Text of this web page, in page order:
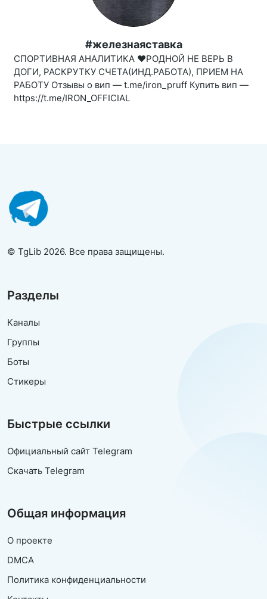
#железнаяставка
СПОРТИВНАЯ АНАЛИТИКА ♥️РОДНОЙ НЕ ВЕРЬ В
ДОГИ, РАСКРУТКУ СЧЕТА(ИНД.РАБОТА), ПРИЕМ НА
РАБОТУ Отзывы о вип — t.me/iron_pruff Купить вип —
https://t.me/IRON_OFFICIAL
© TgLib 2026. Все права защищены.
Разделы
Каналы
Группы
Боты
Стикеры
Быстрые ссылки
Официальный сайт Telegram
Скачать Telegram
Общая информация
О проекте
DMCA
Политика конфиденциальности